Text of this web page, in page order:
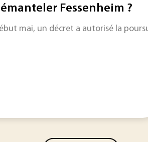
côtés de l’équipementier
Fessenheim ?
mai, un décret a autorisé la